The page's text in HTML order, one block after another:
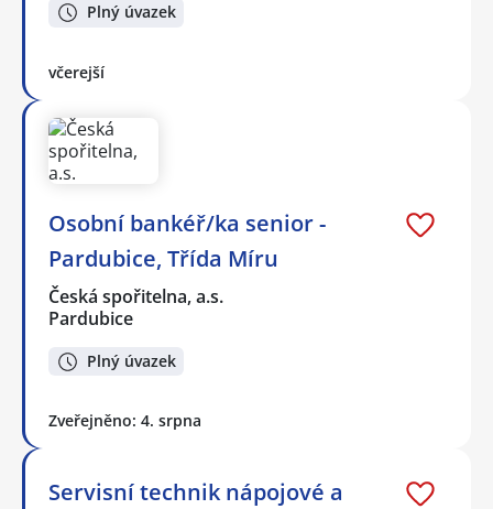
Plný úvazek
včerejší
Osobní bankéř/ka senior -
Pardubice, Třída Míru
Česká spořitelna, a.s.
Pardubice
Plný úvazek
Zveřejněno: 4. srpna
Servisní technik nápojové a